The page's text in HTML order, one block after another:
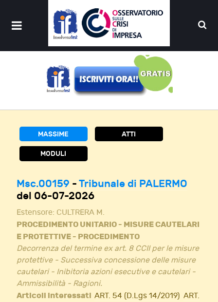
MASSIME ATTI
MODULI
Msc.00159 - Tribunale di PALERMO
del 06-07-2026
Estensore: CULTRERA M.
PROCEDIMENTO UNITARIO - MISURE CAUTELARI
E PROTETTIVE - PROCEDIMENTO
Decorrenza del termine ex art. 8 CCII per le misure
protettive - Successiva concessione delle misure
cautelari - Inibitoria azioni esecutive e cautelari -
Ammissibilità - Ragioni.
Articoli interessati ART. 54 (D.Lgs 14/2019) ART.